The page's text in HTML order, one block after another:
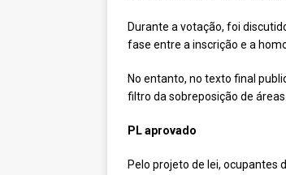
[ abril 11, 2022
Durante a votação, foi
fase entre a inscrição e a
No entanto, no texto final
filtro da sobreposição de
PL aprovado
Pelo projeto de lei, ocupantes